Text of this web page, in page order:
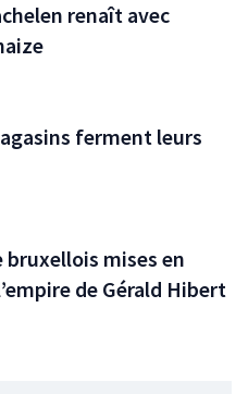
renaît avec
ferment leurs
bruxellois mises en
de Gérald Hibert